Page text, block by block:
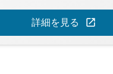
詳細を見る open_in_new